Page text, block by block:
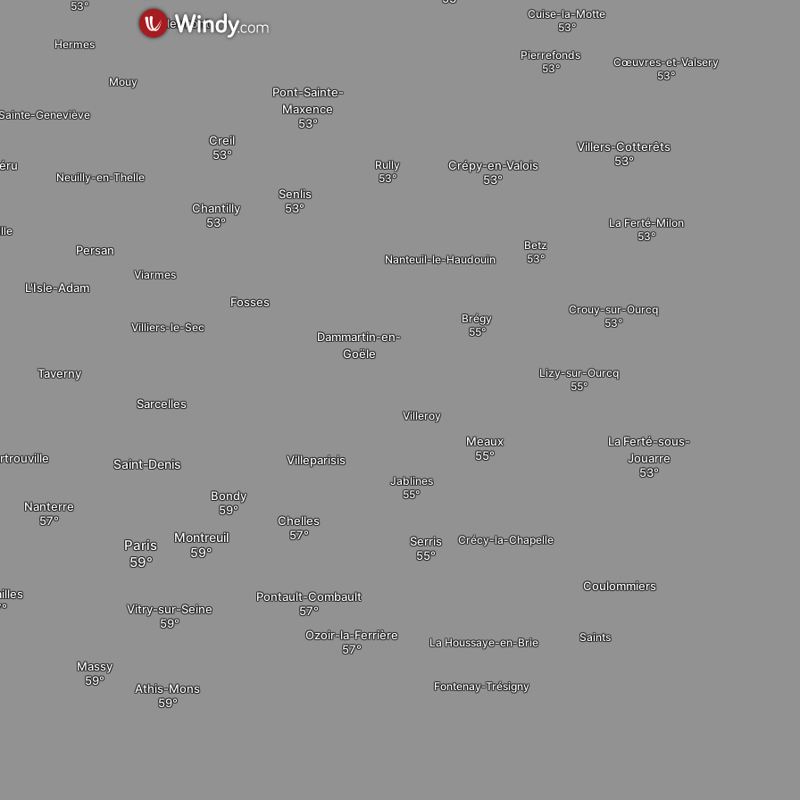
Cuise-la-Motte
Hermes
Geneviève
Neuilly-en-Thelle
Mouy
Clermont
Creil
Pont-Sainte-
Maxence
Senlis
Rully
Chantilly
Villers-Cotterêts
Crépy-en-Valois
La Ferté-Milon
Betz
Cœuvres-et-Valsery
Pierrefonds
Persan
L'Isle-Adam
Taverny
Saint-Denis
Villiers-le-Sec
Sarcelles
Viarmes
Fosses
Dammartin-en-
Goële
Villeparisis
Nanteuil-le-Haudouin
Villeroy
Ozoir-la-Ferrière
Pontault-Combault
Chelles
Bondy
Serris
Jablines
Coulommiers
Crécy-la-Chapelle
Fontenay-Trésigny
Saints
La Houssaye-en-Brie
Nanterre
Massy
Athis-Mons
Vitry-sur-Seine
Paris Montreuil
La Ferté-sous-
Jouarre
Crouy-sur-Ourcq
Lizy-sur-Ourcq
Meaux
Brégy